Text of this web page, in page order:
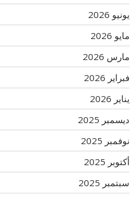
يونيو 2026
مايو 2026
مارس 2026
فبراير 2026
يناير 2026
ديسمبر 2025
نوفمبر 2025
أكتوبر 2025
سبتمبر 2025